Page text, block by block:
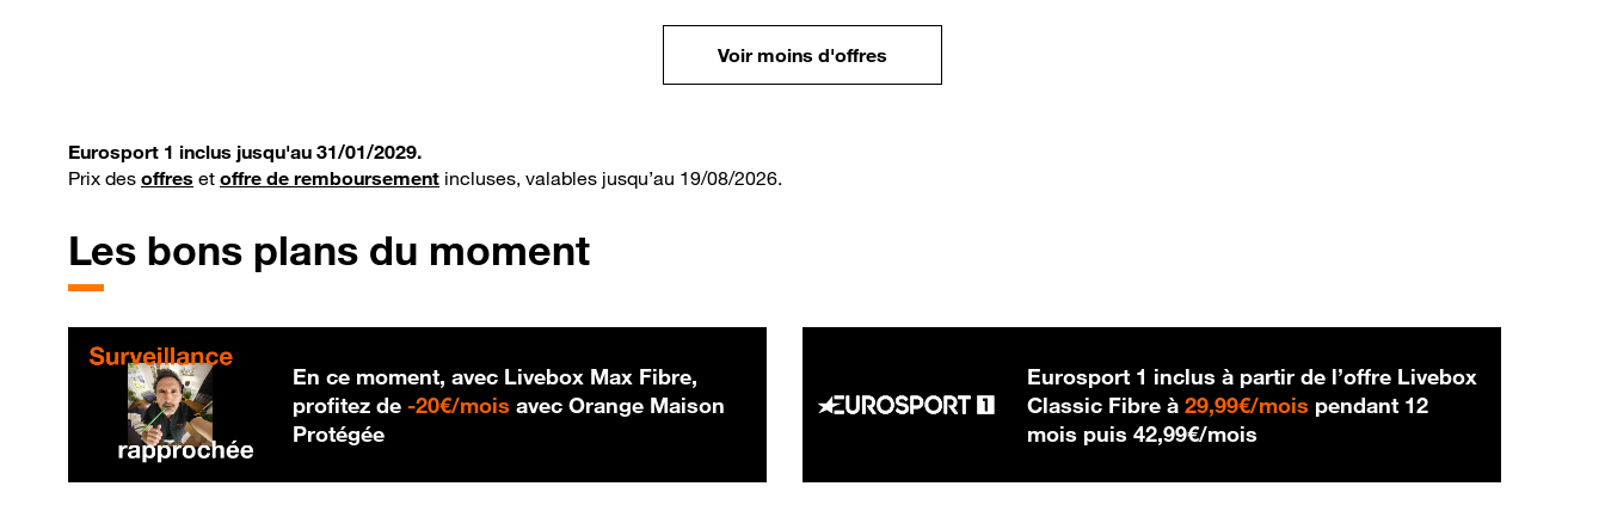
Voir moins d'offres
Eurosport 1 inclus jusqu'au 31/01/2029.
Prix des offres et offre de remboursement incluses, valables jusqu’au 19/08/2026.
Les bons plans du moment
En ce moment, avec Livebox Max Fibre,
profitez de -20€/mois 20 € par mois
avec Orange Maison
Protégée
Eurosport 1 inclus à partir de l’offre Livebox
Classic Fibre à29,99€/mois 29,99 € par mois
pendant 12
mois puis42,99€/mois